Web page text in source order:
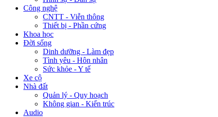
Công nghệ
CNTT - Viễn thông
Thiết bị - Phần cứng
Khoa học
Đời sống
Dinh dưỡng - Làm đẹp
Tình yêu - Hôn nhân
Sức khỏe - Y tế
Xe cộ
Nhà đất
Quản lý - Quy hoạch
Không gian - Kiến trúc
Audio